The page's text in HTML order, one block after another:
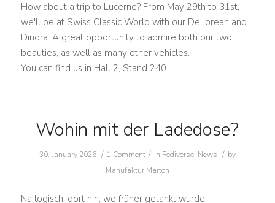
How about a trip to Lucerne? From May 29th to 31st,
we'll be at Swiss Classic World with our DeLorean and
Dinora. A great opportunity to admire both our two
beauties, as well as many other vehicles.
You can find us in Hall 2, Stand 240.
Wohin mit der Ladedose?
30. January 2026 / 1 Comment / in Fediverse, News / by
Manufaktur Marton
Na logisch, dort hin, wo früher getankt wurde!